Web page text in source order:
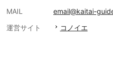
MAIL
email@kaitai-
運営サイト
コノイエ